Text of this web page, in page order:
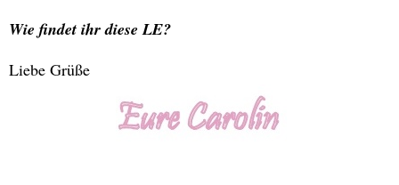
Wie findet ihr diese LE?
Liebe Grüße